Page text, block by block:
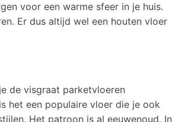
voor een warme sfeer in je huis.
Er dus altijd wel een houten vloer
de visgraat parketvloeren
het een populaire vloer die je ook
Het patroon is al eeuwenoud. In